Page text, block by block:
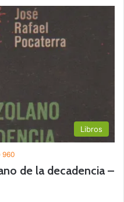
Libros
960
de la decadencia –